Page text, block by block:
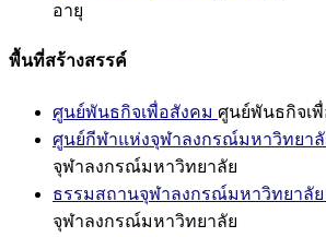
อายุ
พื้นที่สร้างสรรค์
ศูนย์พันธกิจเพื่อสังคม ศูนย์พันธกิจเ
ศูนย์กีฬาแห่งจุฬาลงกรณ์มหาวิทยาลั
จุฬาลงกรณ์มหาวิทยาลัย
ธรรมสถานจุฬาลงกรณ์มหาวิทยาลัย
จุฬาลงกรณ์มหาวิทยาลัย